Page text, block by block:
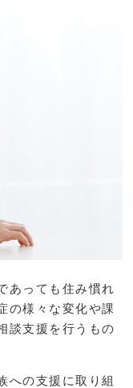
あっても住み慣れ
の様々な変化や課
談支援を行うもの
への支援に取り組